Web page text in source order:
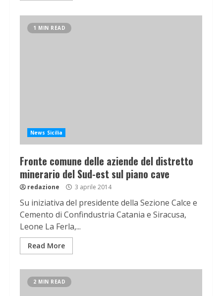
1 MIN READ
News Sicilia
Fronte comune delle aziende del distretto
minerario del Sud-est sul piano cave
redazione 3 aprile 2014
Su iniziativa del presidente della Sezione Calce e
Cemento di Confindustria Catania e Siracusa,
Leone La Ferla,...
Read More
2 MIN READ